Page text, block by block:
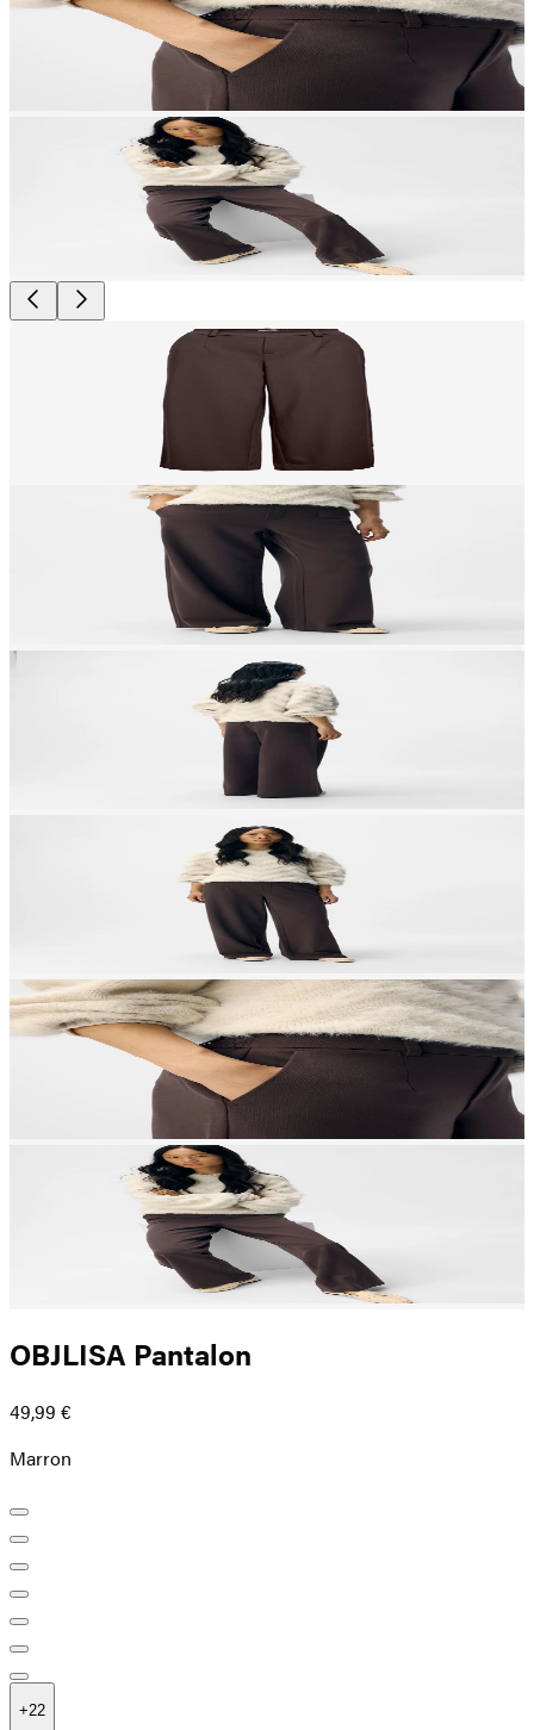
OBJLISA Pantalon
49,99 €
Marron
+22